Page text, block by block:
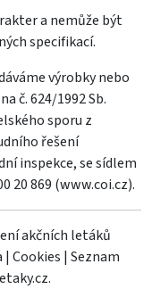
a nemůže být
specifikací.
výrobky nebo
č. 624/1992 Sb.
sporu z
řešení
inspekce, se sídlem
20 869 (www.coi.cz).
akčních letáků
| Cookies | Seznam